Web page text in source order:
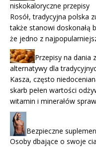
niskokaloryczne przepisy
Rosół, tradycyjna polska
także stanowi doskonałą
że jedno z
Przepisy na dania
alternatywy dla
Kasza, często
skarb pełen wartości
witamin i minerałów
Bezpieczne
Osoby dbające o swoje